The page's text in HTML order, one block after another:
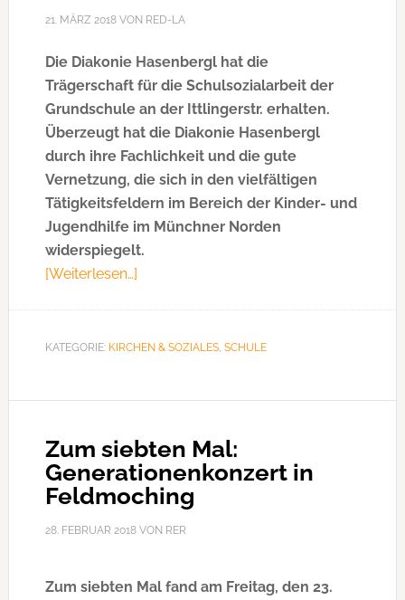
21. MÄRZ 2018VON RED-LA
Die Diakonie Hasenbergl hat die
Trägerschaft für die Schulsozialarbeit der
Grundschule an der Ittlingerstr. erhalten.
Überzeugt hat die Diakonie Hasenbergl
durch ihre Fachlichkeit und die gute
Vernetzung, die sich in den vielfältigen
Tätigkeitsfeldern im Bereich der Kinder- und
Jugendhilfe im Münchner Norden
widerspiegelt.
[Weiterlesen…]
an
KATEGORIE: KIRCHEN & SOZIALES, SCHULE
Zum siebten Mal:
Generationenkonzert in
Feldmoching
28. FEBRUAR 2018VON RER
Zum siebten Mal fand am Freitag, den 23.